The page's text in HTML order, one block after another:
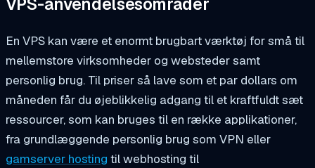
En VPS kan være et enormt brugbart værktøj for små til
mellemstore virksomheder og websteder samt
personlig brug. Til priser så lave som et par dollars om
måneden får du øjeblikkelig adgang til et kraftfuldt sæt
ressourcer, som kan bruges til en række applikationer,
fra grundlæggende personlig brug som VPN eller
gamserver hosting til webhosting til